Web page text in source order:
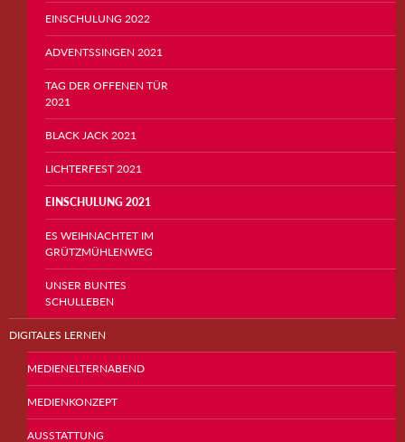
EINSCHULUNG 2022
ADVENTSSINGEN 2021
TAG DER OFFENEN TÜR
2021
BLACK JACK 2021
LICHTERFEST 2021
EINSCHULUNG 2021
ES WEIHNACHTET IM
GRÜTZMÜHLENWEG
UNSER BUNTES
SCHULLEBEN
DIGITALES LERNEN
MEDIENELTERNABEND
MEDIENKONZEPT
AUSSTATTUNG